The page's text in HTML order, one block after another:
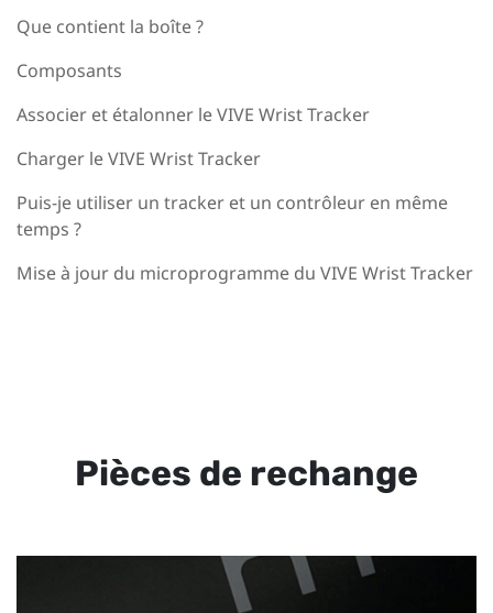
Que contient la boîte ?
Composants
Associer et étalonner le VIVE Wrist Tracker
Charger le VIVE Wrist Tracker
Puis-je utiliser un tracker et un contrôleur en même
temps ?
Mise à jour du microprogramme du VIVE Wrist Tracker
Pièces de rechange